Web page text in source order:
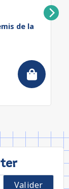
de la